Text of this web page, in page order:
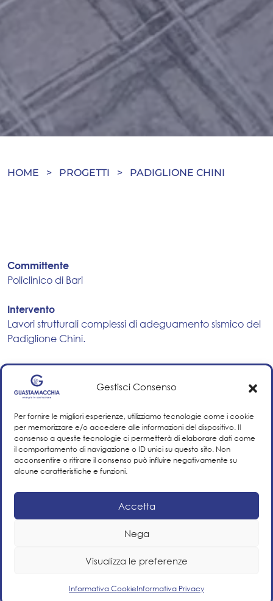
Gestisci Consenso
Per fornire le migliori esperienze, utilizziamo tecnologie come i cookie
per memorizzare e/o accedere alle informazioni del dispositivo. Il
consenso a queste tecnologie ci permetterà di elaborare dati come
il comportamento di navigazione o ID unici su questo sito. Non
acconsentire o ritirare il consenso può influire negativamente su
alcune caratteristiche e funzioni.
Accetta
Nega
Visualizza le preferenze
Informativa CookieInformativa Privacy
HOME > PROGETTI > PADIGLIONE CHINI
Committente
Policlinico di Bari
Intervento
Lavori strutturali complessi di adeguamento sismico del
Padiglione Chini.
Stato lavori
In corso
Ultimazione lavori
Settore di attività
Infrastrutture